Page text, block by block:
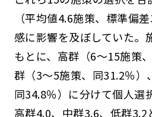
（平均値4.6施策、標準偏
感に影響を及ぼしていた。
もとに、高群（6～15施策
群（3～5施策、同31.2％）
同34.8％）に分けて個人選
高群4.0、中群3.6、低群3.2